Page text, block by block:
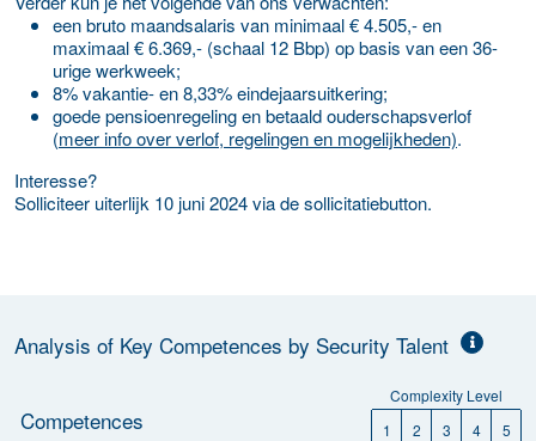
een bruto maandsalaris van minimaal € 4.505,- en
maximaal € 6.369,- (schaal 12 Bbp) op basis van een 36-
urige werkweek;
8% vakantie- en 8,33% eindejaarsuitkering;
goede pensioenregeling en betaald ouderschapsverlof
(meer info over verlof, regelingen en mogelijkheden).
Interesse?
Solliciteer uiterlijk 10 juni 2024 via de sollicitatiebutton.
Analysis of Key Competences by Security Talent
Complexity Level
Competences 1 2 3 4
5